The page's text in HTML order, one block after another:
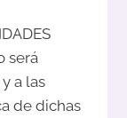
será
a las
de dichas